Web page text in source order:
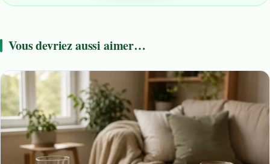
Vous devriez aussi aimer…